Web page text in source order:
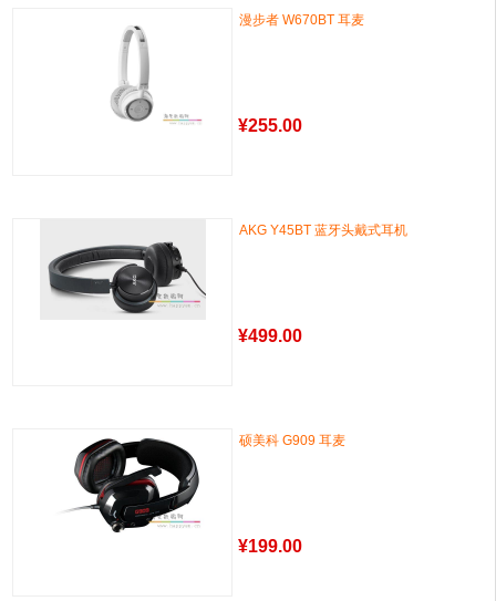
漫步者 W670BT 耳麦
¥255.00
AKG Y45BT 蓝牙头戴式耳机
¥499.00
硕美科 G909 耳麦
¥199.00